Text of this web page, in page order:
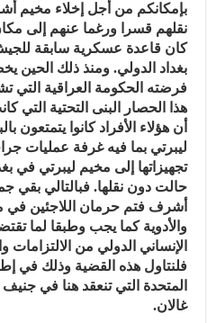
بإمكانكم من أجل إخلاء مخيم
نقلهم قسرا ورغما عنهم إلى
كان قاعدة عسكرية سابقة
بغداد الدولي. ومنذ ذلك الحين
فرضته الحكومة العراقية
هذا الحصار البنى التحتية
أن هؤلاء الأفراد كانوا يتمتعون
ليبرتي بما فيه غرفة عمليات
تجهيزاتها إلى مخيم ليبرتي في
حالت دون نقلها. فبالتالي بقي
أشرف فتم حرمان اللاجئين في
والأدوية كما يجب وطبقا لما
الإنساني الدولي من الالتزامات
فلنتاول هذه القضية وذلك في
المتحدة التي تنعقد هنا في جنيف
غالان.